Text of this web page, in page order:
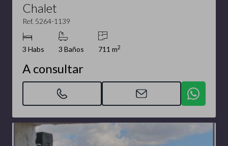
Chalet
Ref. 5264-1139
3 Habs 3 Baños 711 m2
A consultar